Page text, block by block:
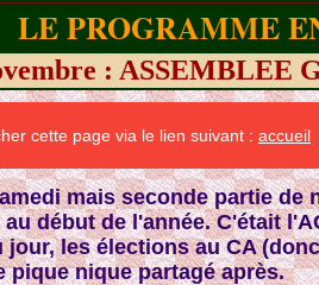
LE PROGRAMME
: ASSEMBLEE
cette page via le lien suivant : accueil
mais seconde partie de
début de l'année. C'était
jour, les élections au CA
pique nique partagé après.